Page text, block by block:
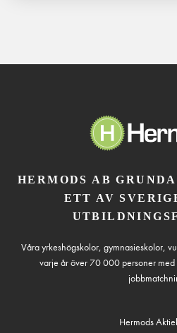
HERMODS AB
ETT AV
Våra yrkeshögskolor, gymnasieskolor,
varje år över 70 000 personer
Hermods